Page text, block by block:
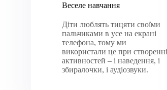
Веселе навчання
Діти люблять тицяти своїми
пальчиками в усе на екрані
телефона, тому ми
використали це при створенні
активностей – і наведення, і
збиралочки, і аудіозвуки.